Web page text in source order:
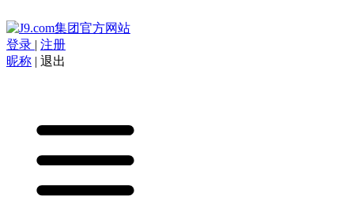
登录 | 注册
昵称 | 退出